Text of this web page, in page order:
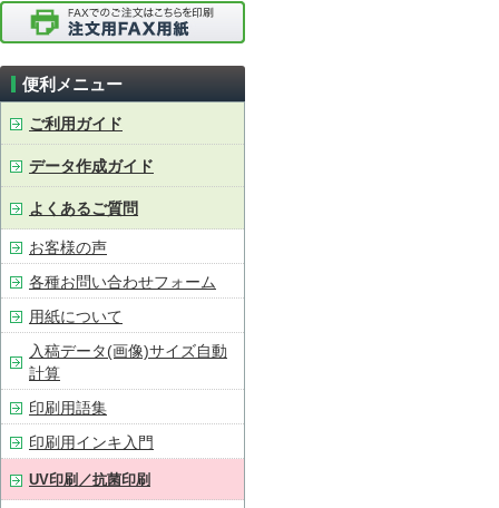
便利メニュー
ご利用ガイド
データ作成ガイド
よくあるご質問
お客様の声
各種お問い合わせフォーム
用紙について
入稿データ(画像)サイズ自動
計算
印刷用語集
印刷用インキ入門
UV印刷／抗菌印刷